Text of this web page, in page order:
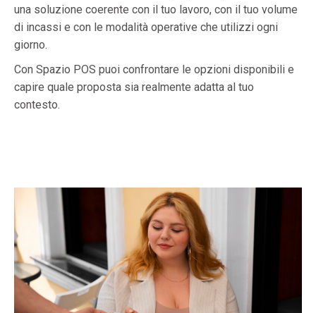
una soluzione coerente con il tuo lavoro, con il tuo volume
di incassi e con le modalità operative che utilizzi ogni
giorno.
Con Spazio POS puoi confrontare le opzioni disponibili e
capire quale proposta sia realmente adatta al tuo
contesto.